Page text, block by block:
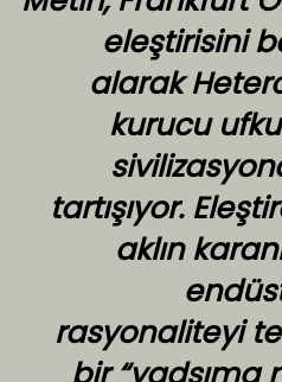
eleştirisini
alarak
kurucu
tartışıyor.
aklın
rasyonaliteyi